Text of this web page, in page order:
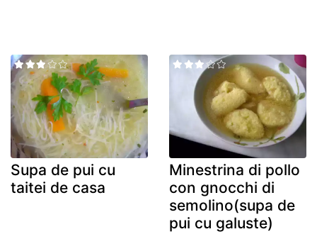
Supa de pui cu
taitei de casa
Minestrina di pollo
con gnocchi di
semolino(supa de
pui cu galuste)